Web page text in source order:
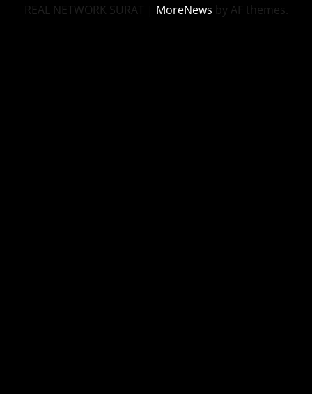
REAL NETWORK SURAT | MoreNews by AF themes.